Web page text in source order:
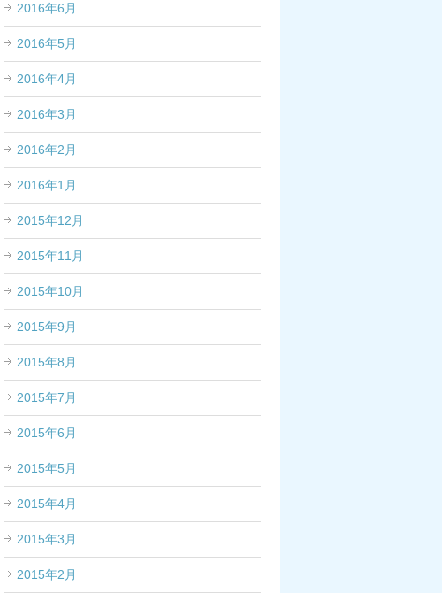
2016年6月
2016年5月
2016年4月
2016年3月
2016年2月
2016年1月
2015年12月
2015年11月
2015年10月
2015年9月
2015年8月
2015年7月
2015年6月
2015年5月
2015年4月
2015年3月
2015年2月